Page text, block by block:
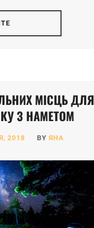
МІСЦЬ ДЛЯ
З НАМЕТОМ
2018 BY ЯНА